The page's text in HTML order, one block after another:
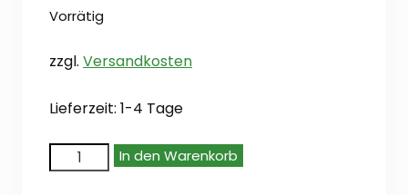
Vorrätig
zzgl. Versandkosten
Lieferzeit: 1-4 Tage
SteamforgedIn den Warenkorb